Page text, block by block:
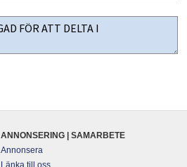
ANNONSERING | SAMARBETE
Annonsera
Länka till oss